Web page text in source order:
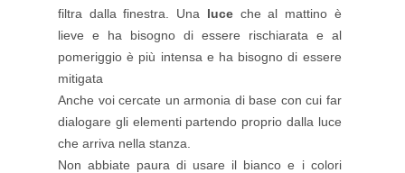
filtra dalla finestra. Una luceche al mattino è
lieve e ha bisogno di essere rischiarata e al
pomeriggio è più intensa e ha bisogno di essere
mitigata
Anche voi cercate un armonia di base con cui far
dialogare gli elementi partendo proprio dalla luce
che arriva nella stanza.
Non abbiate paura di usare il bianco e i colori